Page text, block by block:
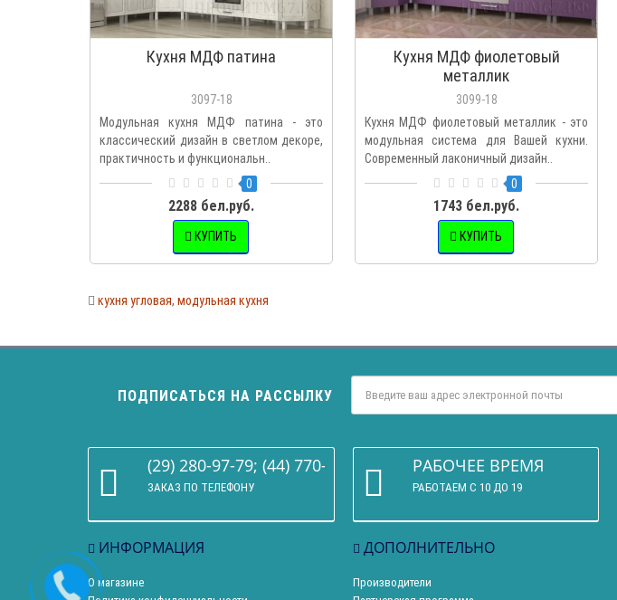
Кухня МДФ патина
3097-18
Модульная кухня МДФ патина - это
классический дизайн в светлом декоре,
практичность и функциональн..
0
2288 бел.руб.
КУПИТЬ
Кухня МДФ фиолетовый
металлик
3099-18
Кухня МДФ фиолетовый металлик - это
модульная система для Вашей кухни.
Современный лаконичный дизайн..
0
1743 бел.руб.
КУПИТЬ
кухня угловая, модульная кухня
ПОДПИСАТЬСЯ НА РАССЫЛКУ
(29) 280-97-79; (44) 770-86-68
ЗАКАЗ ПО ТЕЛЕФОНУ
РАБОЧЕЕ ВРЕМЯ
РАБОТАЕМ С 10 ДО 19
ИНФОРМАЦИЯ
О магазине
ДОПОЛНИТЕЛЬНО
Производители